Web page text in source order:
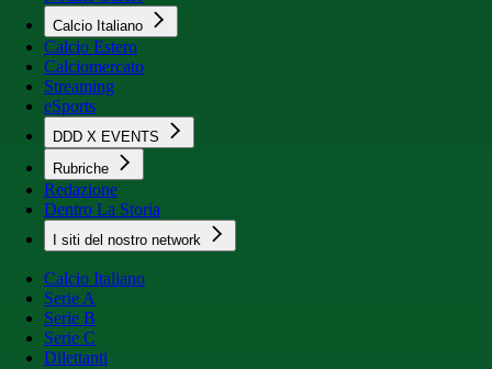
Calcio Italiano
Calcio Estero
Calciomercato
Streaming
eSports
DDD X EVENTS
Rubriche
Redazione
Dentro La Storia
I siti del nostro network
Calcio Italiano
Serie A
Serie B
Serie C
Dilettanti